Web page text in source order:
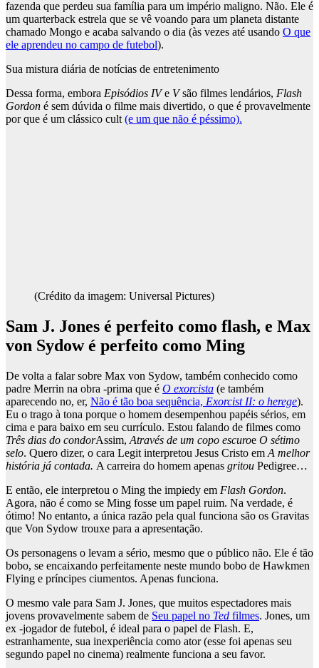
fazenda que perdeu sua família para um império maligno. Não. Ele é
um quarterback estrela que se vê voando para um planeta distante
chamado Mongo e acaba salvando o dia (às vezes até usando O que
ele aprendeu no campo de futebol).
Sua mistura diária de notícias de entretenimento
Dessa forma, embora Episódios IVe Vsão filmes lendários, Flash
Gordon é sem dúvida o filme mais divertido, o que é provavelmente
por que é um clássico cult (e um que não é péssimo).
(Crédito da imagem: Universal Pictures)
Sam J. Jones é perfeito como flash, e Max
von Sydow é perfeito como Ming
De volta a falar sobre Max von Sydow, também conhecido como
padre Merrin na obra -prima que é O exorcista (e também
aparecendo no, er, Não é tão boa sequência, Exorcist II: o herege).
Eu o trago à tona porque o homem desempenhou papéis sérios, em
cima e para baixo em seu currículo. Estou falando de filmes como
Três dias do condorAssim, Através de um copo escuroe O sétimo
selo. Quero dizer, o cara Legit interpretou Jesus Cristo em A melhor
história já contada. A carreira do homem apenas gritou Pedigree…
E então, ele interpretou o Ming the impiedy em Flash Gordon.
Agora, não é como se Ming fosse um papel ruim. Na verdade, é
ótimo! No entanto, a única razão pela qual funciona são os Gravitas
que Von Sydow trouxe para a apresentação.
Os personagens o levam a sério, mesmo que o público não. Ele é tão
bobo, se encaixando perfeitamente neste mundo bobo de Hawkmen
Flying e príncipes ciumentos. Apenas funciona.
O mesmo vale para Sam J. Jones, que muitos espectadores mais
jovens provavelmente sabem de Seu papel no Ted filmes. Jones, um
ex -jogador de futebol, é ideal para o papel de Flash. E,
estranhamente, sua inexperiência como ator (esse foi apenas seu
segundo papel no cinema) realmente funciona a seu favor.